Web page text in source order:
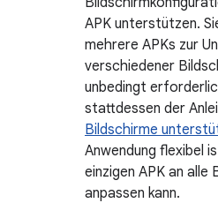
APK unterstützen.
mehrere APKs zur
verschiedener
unbedingt
stattdessen der
Bildschirme
Anwendung flexibel
einzigen APK an
anpassen kann.